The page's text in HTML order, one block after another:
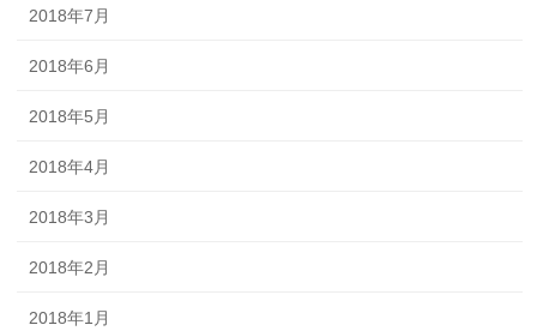
2018年7月
2018年6月
2018年5月
2018年4月
2018年3月
2018年2月
2018年1月